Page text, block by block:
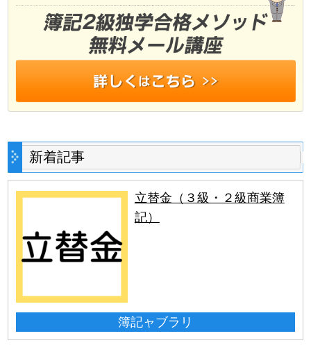
新着記事
立替金（３級・２級商業簿
記）
簿記ャブラリ